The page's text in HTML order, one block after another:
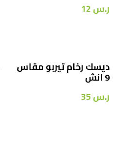
ر.س12
ديسك رخام تيربو مقاس
9 انش
ر.س35